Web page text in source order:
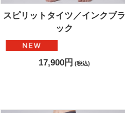
スピリットタイツ／インクブラ
ック
17,900円 (税込)